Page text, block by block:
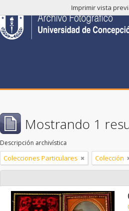
Imprimir vista
Mostrando 1
Descripción archivística
Colecciones Particulares Colección